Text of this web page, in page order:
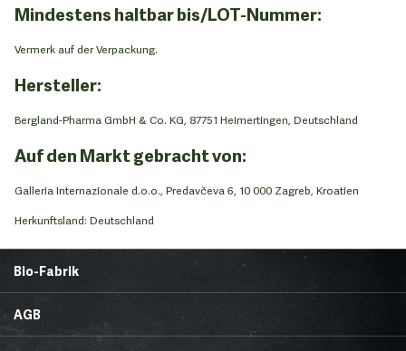
Mindestens haltbar bis/LOT-Nummer:
Vermerk auf der Verpackung.
Hersteller:
Bergland-Pharma GmbH & Co. KG, 87751 Heimertingen, Deutschland
Auf den Markt gebracht von:
Galleria Internazionale d.o.o., Predavčeva 6, 10 000 Zagreb, Kroatien
Herkunftsland: Deutschland
Bio-Fabrik
News
AGB
Lieferbedingungen